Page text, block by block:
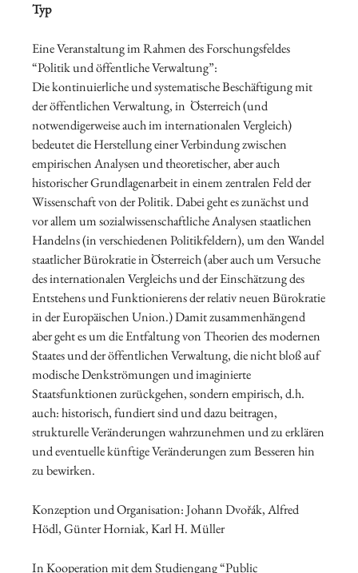
Typ
Eine Veranstaltung im Rahmen desForschungsfeldes
“Politik und öffentliche Verwaltung”:
Die kontinuierliche und systematische Beschäftigung mit
der öffentlichen Verwaltung, in Österreich (und
notwendigerweise auch im internationalen Vergleich)
bedeutet die Herstellung einer Verbindung zwischen
empirischen Analysen und theoretischer, aber auch
historischer Grundlagenarbeit in einem zentralen Feld der
Wissenschaft von der Politik. Dabei geht es zunächst und
vor allem um sozialwissenschaftliche Analysen staatlichen
Handelns (in verschiedenen Politikfeldern), um den Wandel
staatlicher Bürokratie in Österreich (aber auch um Versuche
des internationalen Vergleichs und der Einschätzung des
Entstehens und Funktionierens der relativ neuen Bürokratie
in der Europäischen Union.) Damit zusammenhängend
aber geht es um die Entfaltung von Theorien des modernen
Staates und der öffentlichen Verwaltung, die nicht bloß auf
modische Denkströmungen und imaginierte
Staatsfunktionen zurückgehen, sondern empirisch, d.h.
auch: historisch, fundiert sind und dazu beitragen,
strukturelle Veränderungen wahrzunehmen und zu erklären
und eventuelle künftige Veränderungen zum Besseren hin
zu bewirken.
Konzeption und Organisation: Johann Dvořák, Alfred
Hödl, Günter Horniak, Karl H. Müller
In Kooperation mit dem Studiengang “Public